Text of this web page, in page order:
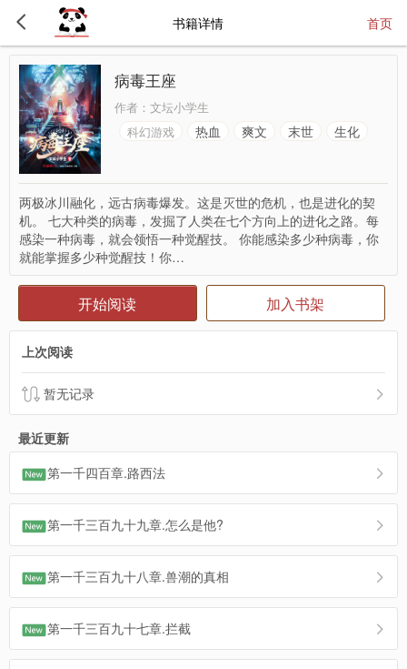
书籍详情 首页
病毒王座
作者： 文坛小学生
科幻游戏
热血 爽文 末世 生化
两极冰川融化，远古病毒爆发。这是灭世的危机，也是进化的契
机。 七大种类的病毒，发掘了人类在七个方向上的进化之路。每
感染一种病毒，就会领悟一种觉醒技。 你能感染多少种病毒，你
就能掌握多少种觉醒技！你…
开始阅读 加入书架
上次阅读
暂无记录
最近更新
第一千四百章.路西法
第一千三百九十九章.怎么是他?
第一千三百九十八章.兽潮的真相
第一千三百九十七章.拦截